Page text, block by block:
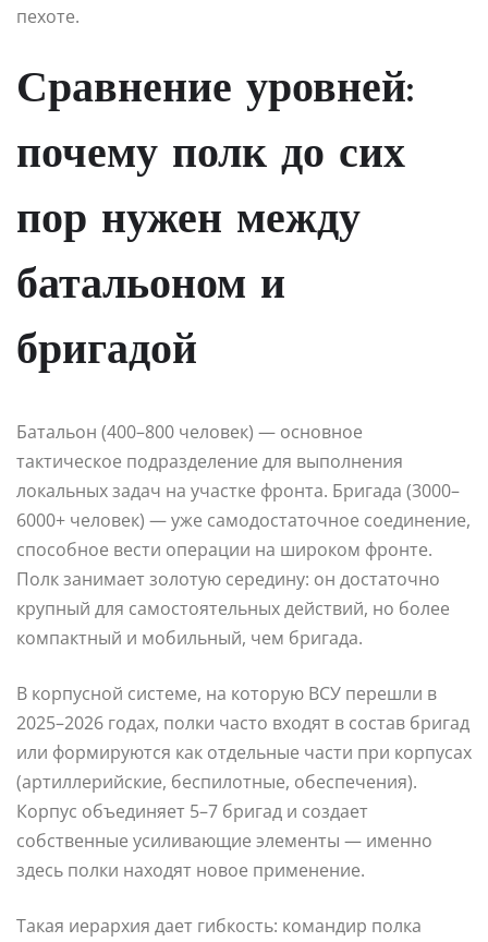
пехоте.
Сравнение уровней:
почему полк до сих
пор нужен между
батальоном и
бригадой
Батальон (400–800 человек) — основное
тактическое подразделение для выполнения
локальных задач на участке фронта. Бригада (3000–
6000+ человек) — уже самодостаточное соединение,
способное вести операции на широком фронте.
Полк занимает золотую середину: он достаточно
крупный для самостоятельных действий, но более
компактный и мобильный, чем бригада.
В корпусной системе, на которую ВСУ перешли в
2025–2026 годах, полки часто входят в состав бригад
или формируются как отдельные части при корпусах
(артиллерийские, беспилотные, обеспечения).
Корпус объединяет 5–7 бригад и создает
собственные усиливающие элементы — именно
здесь полки находят новое применение.
Такая иерархия дает гибкость: командир полка